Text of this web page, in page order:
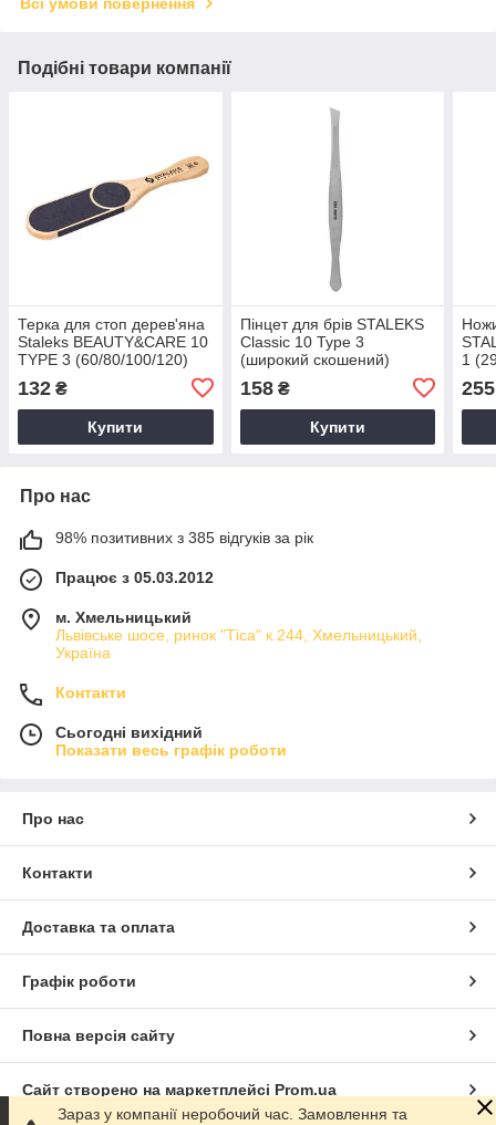
Всі умови повернення
Подібні товари компанії
Терка для стоп дерев'яна
Staleks BEAUTY&CARE 10
TYPE 3 (60/80/100/120)
132 ₴
Купити
Пінцет для брів STALEKS
Classic 10 Type 3
(широкий скошений)
158₴
Купити
1
255
Про нас
98% позитивних з 385 відгуків за рік
Працює з 05.03.2012
м. Хмельницький
Львівське шосе, ринок "Тіса" к.244, Хмельницький,
Україна
Контакти
Сьогодні вихідний
Показати весь графік роботи
Про нас
Контакти
Доставка та оплата
Графік роботи
Повна версія сайту
Сайт створено на маркетплейсі Prom.ua
Зараз у компанії неробочий час. Замовлення та